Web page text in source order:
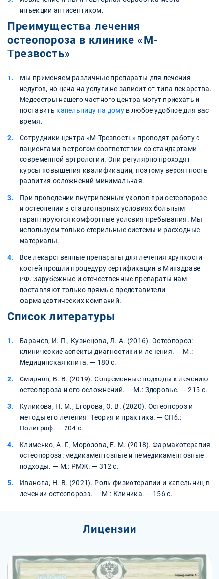
инъекции антисептиком.
Преимущества лечения
остеопороза в клинике «М-
Трезвость»
Мы применяем различные препараты для лечения
недугов, но цена на услуги не зависит от типа лекарства.
Медсестры нашего частного центра могут приехать и
поставить капельницу на домув любое удобное для вас
время.
Сотрудники центра «М-Трезвость» проводят работу с
пациентами в строгом соответствии со стандартами
современной артрологии. Они регулярно проходят
курсы повышения квалификации, поэтому вероятность
развития осложнений минимальная.
При проведении внутривенных уколов при остеопорозе
и остеопении в стационарных условиях больным
гарантируются комфортные условия пребывания. Мы
используем только стерильные системы и расходные
материалы.
Все лекарственные препараты для лечения хрупкости
костей прошли процедуру сертификации в Минздраве
РФ. Зарубежные и отечественные препараты нам
поставляют только прямые представители
фармацевтических компаний.
Список литературы
Баранов, И. П., Кузнецова, Л. А. (2016). Остеопороз:
клинические аспекты диагностики и лечения. — М.:
Медицинская книга. — 180 с.
Смирнов, В. В. (2019). Современные подходы к лечению
остеопороза и его осложнений. — М.: Здоровье. — 215 с.
Куликова, Н. М., Егорова, О. В. (2020). Остеопороз и
методы его лечения. Теория и практика. — СПб.:
Полиграф. — 204 с.
Клименко, А. Г., Морозова, Е. М. (2018). Фармакотерапия
остеопороза: медикаментозные и немедикаментозные
подходы. — М.: РМЖ. — 312 с.
Иванова, Н. В. (2021). Роль физиотерапии и капельниц в
лечении остеопороза. — М.: Клиника. — 156 с.
Лицензии